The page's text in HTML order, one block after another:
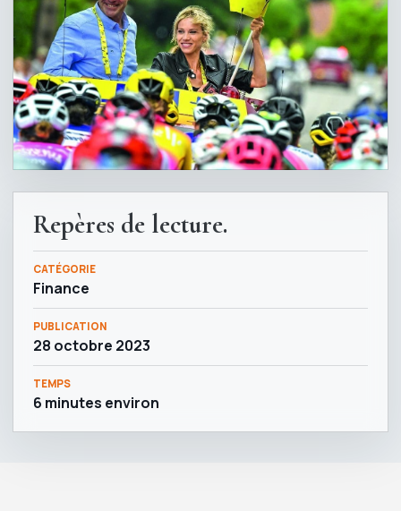
Repères de lecture.
CATÉGORIE
Finance
PUBLICATION
28 octobre 2023
TEMPS
6 minutes environ